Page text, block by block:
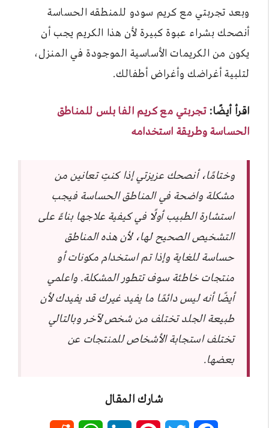
وبعد تجربتي مع كريم سودو للمنطقه الحساسة
أنصحك بشراء عبوة كبيرة لأن هذا الكريم يجب أن
يكون من الكريمات الأساسية الموجودة في المنزل،
لتلبية أغراضك وأغراض أطفالك.
اقرأ أيضًا:تجربتي مع كريم الفا بلس للمناطق
الحساسة وطريقة استخدامه
وختامًا، أنصحك عزيزتي إذا كنتِ تعانين من
مشكلة واضحة في المناطق الحساسة فيجب
استشارة الطبيب أولًا في كيفية علاجها بناءً على
التشخيص الصحيح لها، لأن هذه المناطق
حساسة للغاية وإذا تم استخدام مكونات أو
منتجات خاطئة سوف تتطور المشكلة. واعلمي
أيضًا أنه ليس دائمًا ما يفيد غيرك قد يفيدك لأن
طبيعة الجلد تختلف من شخص لآخر وبالتالي
تختلف استجابة الأشخاص للمنتجات عن
بعضها.
شارك المقال